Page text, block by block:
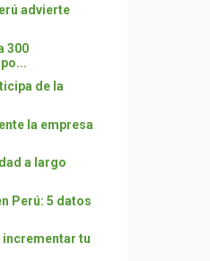
advierte
300
de la
la empresa
a largo
Perú: 5 datos
incrementar tu